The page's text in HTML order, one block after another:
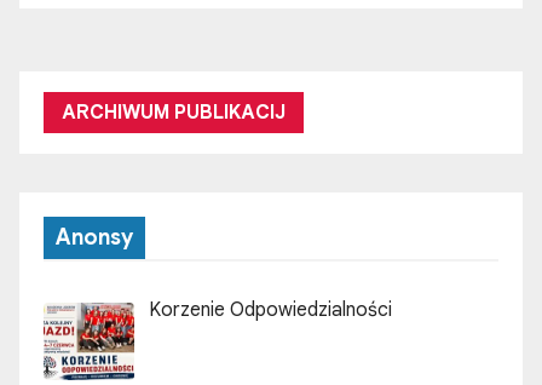
ARCHIWUM PUBLIKACIJ
Anonsy
Korzenie Odpowiedzialności